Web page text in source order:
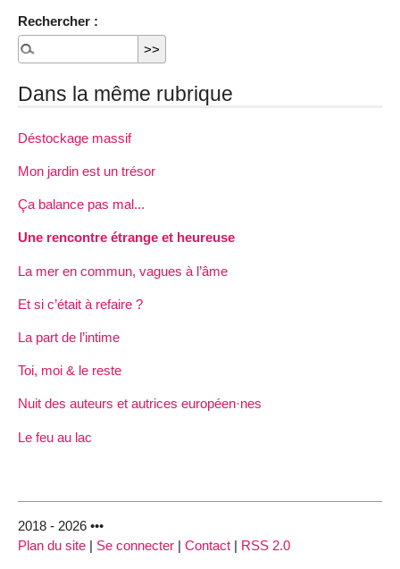
Rechercher :
Dans la même rubrique
Déstockage massif
Mon jardin est un trésor
Ça balance pas mal...
Une rencontre étrange et heureuse
La mer en commun, vagues à l’âme
Et si c’était à refaire ?
La part de l’intime
Toi, moi & le reste
Nuit des auteurs et autrices européen·nes
Le feu au lac
2018 - 2026 •••
Plan du site | Se connecter | Contact | RSS 2.0